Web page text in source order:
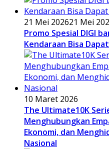
21 Mei 202621 Mei
Promo Spesial DIGI
Kendaraan Bisa
10 Maret 2026
The Ultimate10K
Menghubungkan
Ekonomi, dan
Nasional